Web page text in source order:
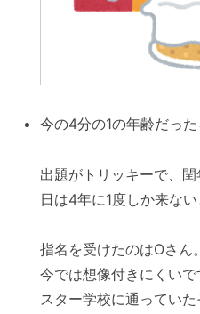
今の4分の1の年齢だっ
出題がトリッキーで、
日は4年に1度しか来な
指名を受けたのはOさん
今では想像付きにくい
スター学校に通ってい